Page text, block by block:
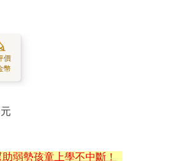
價
幣
元
弱勢孩童上學不中斷！